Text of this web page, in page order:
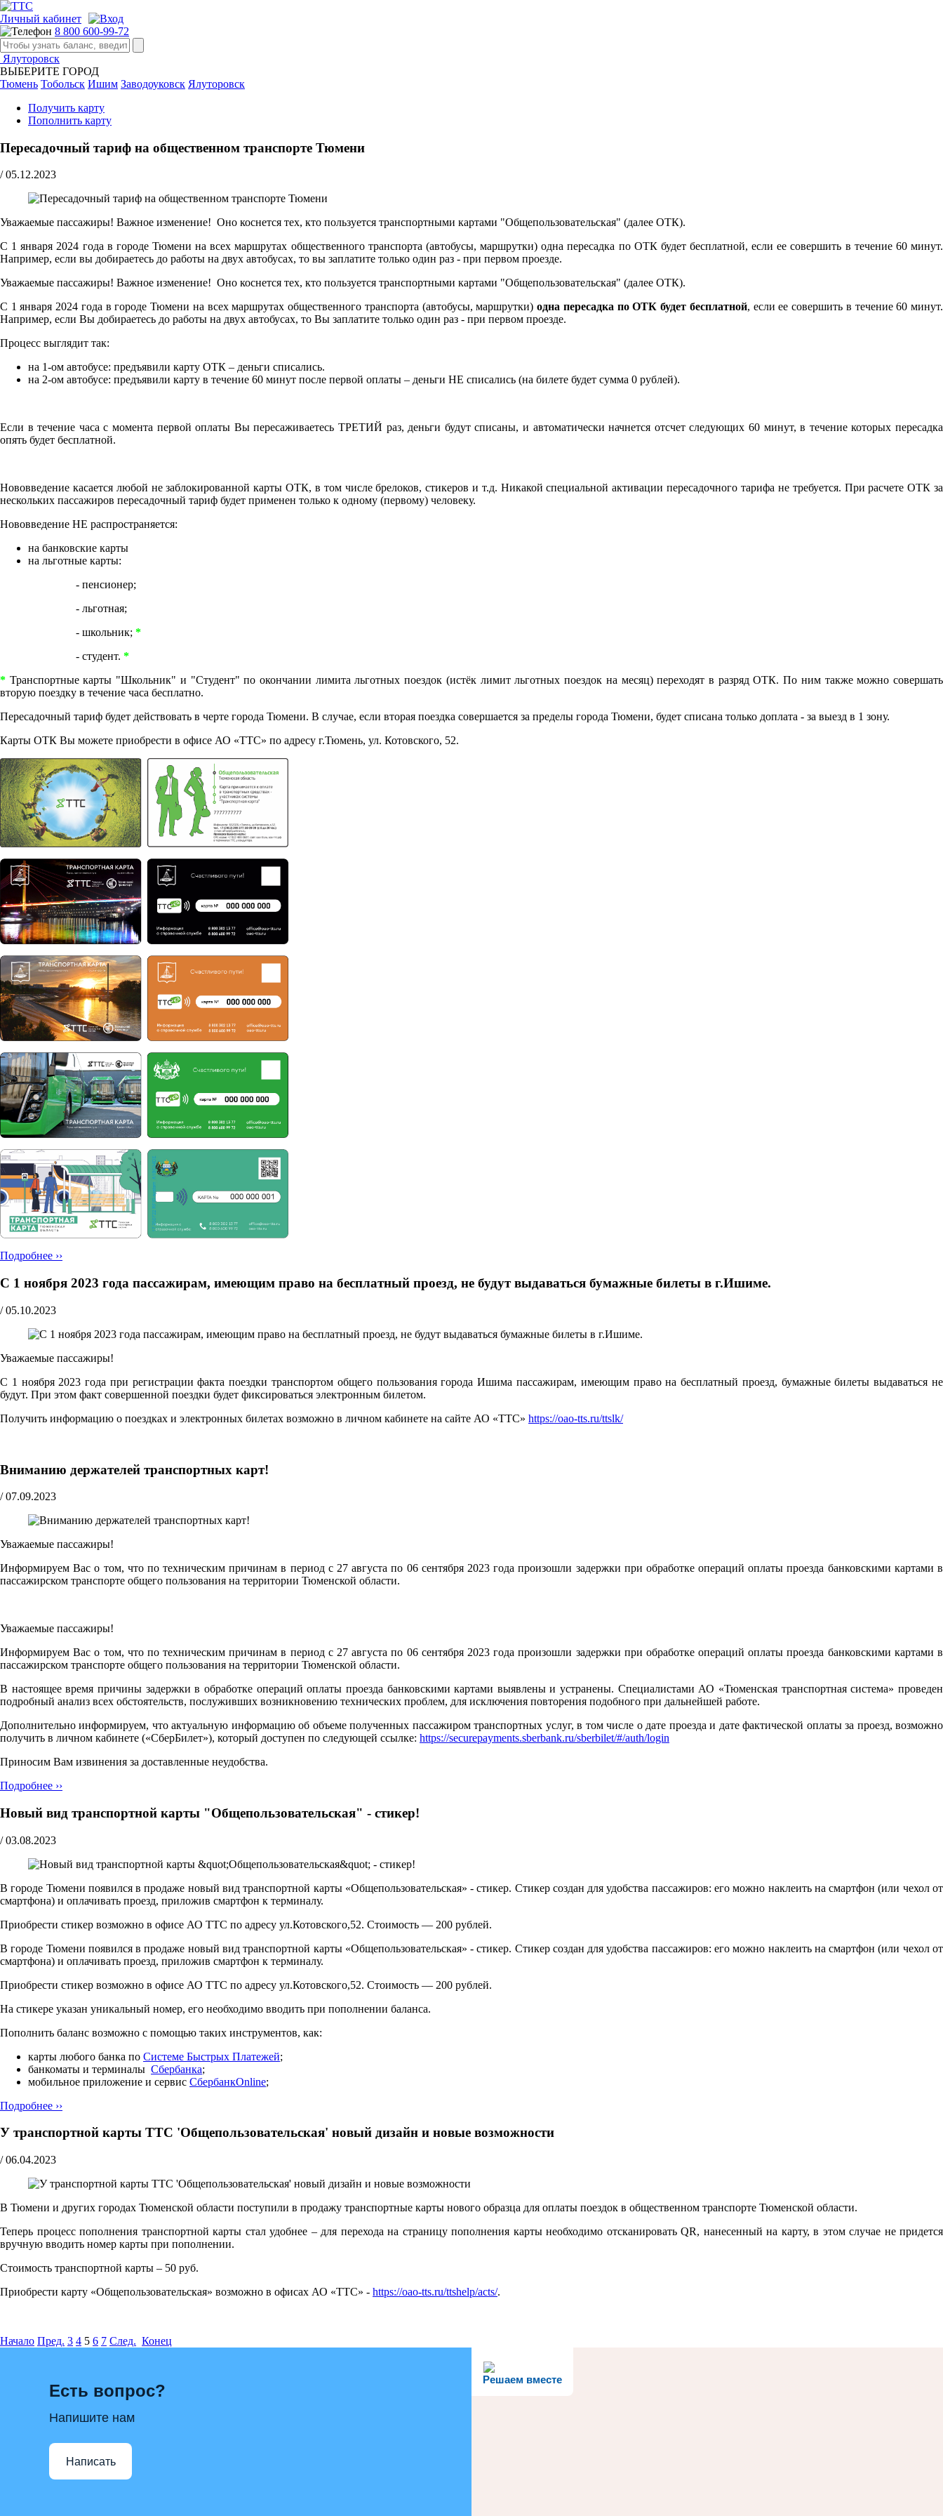
Личный кабинет
8 800 600-99-72
Ялуторовск
ВЫБЕРИТЕ ГОРОД
Тюмень Тобольск Ишим Заводоуковск Ялуторовск
Получить карту
Пополнить карту
Пересадочный тариф на общественном транспорте Тюмени
/ 05.12.2023
Уважаемые пассажиры! Важное изменение! Оно коснется тех, кто пользуется транспортными картами "Общепользовательская" (далее ОТК).
С 1 января 2024 года в городе Тюмени на всех маршрутах общественного транспорта (автобусы, маршрутки) одна пересадка по ОТК будет бесплатной, если ее совершить в течение 60 минут.
Например, если вы добираетесь до работы на двух автобусах, то вы заплатите только один раз - при первом проезде.
Уважаемые пассажиры! Важное изменение! Оно коснется тех, кто пользуется транспортными картами "Общепользовательская" (далее ОТК).
С 1 января 2024 года в городе Тюмени на всех маршрутах общественного транспорта (автобусы, маршрутки)одна пересадка по ОТК будет бесплатной, если ее совершить в течение 60 минут.
Например, если Вы добираетесь до работы на двух автобусах, то Вы заплатите только один раз - при первом проезде.
Процесс выглядит так:
на 1-ом автобусе: предъявили карту ОТК – деньги списались.
на 2-ом автобусе: предъявили карту в течение 60 минут после первой оплаты – деньги НЕ списались (на билете будет сумма 0 рублей).
Если в течение часа с момента первой оплаты Вы пересаживаетесь ТРЕТИЙ раз, деньги будут списаны, и автоматически начнется отсчет следующих 60 минут, в течение которых пересадка
опять будет бесплатной.
Нововведение касается любой не заблокированной карты ОТК, в том числе брелоков, стикеров и т.д. Никакой специальной активации пересадочного тарифа не требуется. При расчете ОТК за
нескольких пассажиров пересадочный тариф будет применен только к одному (первому) человеку.
Нововведение НЕ распространяется:
на банковские карты
на льготные карты:
- пенсионер;
- льготная;
- школьник; *
- студент. *
* Транспортные карты "Школьник" и "Студент" по окончании лимита льготных поездок (истёк лимит льготных поездок на месяц) переходят в разряд ОТК. По ним также можно совершать
вторую поездку в течение часа бесплатно.
Пересадочный тариф будет действовать в черте города Тюмени. В случае, если вторая поездка совершается за пределы города Тюмени, будет списана только доплата - за выезд в 1 зону.
Карты ОТК Вы можете приобрести в офисе АО «ТТС» по адресу г.Тюмень, ул. Котовского, 52.
Подробнее ››
С 1 ноября 2023 года пассажирам, имеющим право на бесплатный проезд, не будут выдаваться бумажные билеты в г.Ишиме.
/ 05.10.2023
Уважаемые пассажиры!
С 1 ноября 2023 года при регистрации факта поездки транспортом общего пользования города Ишима пассажирам, имеющим право на бесплатный проезд, бумажные билеты выдаваться не
будут. При этом факт совершенной поездки будет фиксироваться электронным билетом.
Получить информацию о поездках и электронных билетах возможно в личном кабинете на сайте АО «ТТС» https://oao-tts.ru/ttslk/
Вниманию держателей транспортных карт!
/ 07.09.2023
Уважаемые пассажиры!
Информируем Вас о том, что по техническим причинам в период с 27 августа по 06 сентября 2023 года произошли задержки при обработке операций оплаты проезда банковскими картами в
пассажирском транспорте общего пользования на территории Тюменской области.
Уважаемые пассажиры!
Информируем Вас о том, что по техническим причинам в период с 27 августа по 06 сентября 2023 года произошли задержки при обработке операций оплаты проезда банковскими картами в
пассажирском транспорте общего пользования на территории Тюменской области.
В настоящее время причины задержки в обработке операций оплаты проезда банковскими картами выявлены и устранены. Специалистами АО «Тюменская транспортная система» проведен
подробный анализ всех обстоятельств, послуживших возникновению технических проблем, для исключения повторения подобного при дальнейшей работе.
Дополнительно информируем, что актуальную информацию об объеме полученных пассажиром транспортных услуг, в том числе о дате проезда и дате фактической оплаты за проезд, возможно
получить в личном кабинете («СберБилет»), который доступен по следующей ссылке: https://securepayments.sberbank.ru/sberbilet/#/auth/login
Приносим Вам извинения за доставленные неудобства.
Подробнее ››
Новый вид транспортной карты "Общепользовательская" - стикер!
/ 03.08.2023
В городе Тюмени появился в продаже новый вид транспортной карты «Общепользовательская» - стикер. Стикер создан для удобства пассажиров: его можно наклеить на смартфон (или чехол от
смартфона) и оплачивать проезд, приложив смартфон к терминалу.
Приобрести стикер возможно в офисе АО ТТС по адресу ул.Котовского,52. Стоимость — 200 рублей.
В городе Тюмени появился в продаже новый вид транспортной карты «Общепользовательская» - стикер. Стикер создан для удобства пассажиров: его можно наклеить на смартфон (или чехол от
смартфона) и оплачивать проезд, приложив смартфон к терминалу.
Приобрести стикер возможно в офисе АО ТТС по адресу ул.Котовского,52. Стоимость — 200 рублей.
На стикере указан уникальный номер, его необходимо вводить при пополнении баланса.
Пополнить баланс возможно с помощью таких инструментов, как:
карты любого банка по Cистеме Быстрых Платежей;
банкоматы и терминалы Сбербанка;
мобильное приложение и сервис СбербанкOnline;
Подробнее ››
У транспортной карты ТТС 'Общепользовательская' новый дизайн и новые возможности
/ 06.04.2023
В Тюмени и других городах Тюменской области поступили в продажу транспортные карты нового образца для оплаты поездок в общественном транспорте Тюменской области.
Теперь процесс пополнения транспортной карты стал удобнее – для перехода на страницу пополнения карты необходимо отсканировать QR, нанесенный на карту, в этом случае не придется
вручную вводить номер карты при пополнении.
Стоимость транспортной карты – 50 руб.
Приобрести карту «Общепользовательская» возможно в офисах АО «ТТС» - https://oao-tts.ru/ttshelp/acts/.
Начало Пред. 3 4 5 6 7 След. Конец
Решаем вместе
Есть вопрос?
Напишите нам
Написать